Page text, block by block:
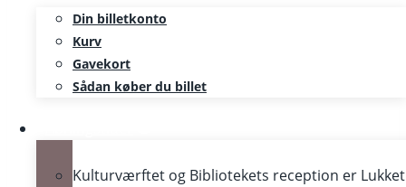
Din billetkonto
Kurv
Gavekort
Sådan køber du billet
Kulturværftet og Bibliotekets reception er Lukket